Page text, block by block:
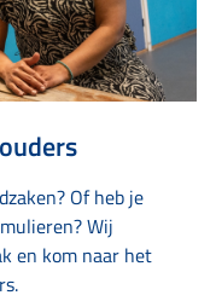
Of heb je
Wij
en kom naar het